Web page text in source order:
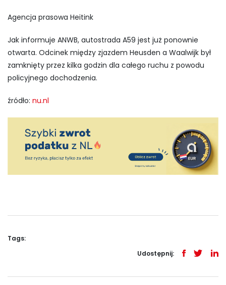
Agencja prasowa Heitink
Jak informuje ANWB, autostrada A59 jest już ponownie
otwarta. Odcinek między zjazdem Heusden a Waalwijk był
zamknięty przez kilka godzin dla całego ruchu z powodu
policyjnego dochodzenia.
źródło: nu.nl
Tags:
Udostępnij: